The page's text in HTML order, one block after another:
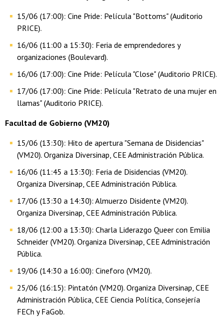
15/06 (17:00): Cine Pride: Película "Bottoms" (Auditorio
PRICE).
16/06 (11:00 a 15:30): Feria de emprendedores y
organizaciones (Boulevard).
16/06 (17:00): Cine Pride: Película "Close" (Auditorio PRICE).
17/06 (17:00): Cine Pride: Película "Retrato de una mujer en
llamas" (Auditorio PRICE).
Facultad de Gobierno (VM20)
15/06 (13:30): Hito de apertura "Semana de Disidencias"
(VM20). Organiza Diversinap, CEE Administración Pública.
16/06 (11:45 a 13:30): Feria de Disidencias (VM20).
Organiza Diversinap, CEE Administración Pública.
17/06 (13:30 a 14:30): Almuerzo Disidente (VM20).
Organiza Diversinap, CEE Administración Pública.
18/06 (12:00 a 13:30): Charla Liderazgo Queer con Emilia
Schneider (VM20). Organiza Diversinap, CEE Administración
Pública.
19/06 (14:30 a 16:00): Cineforo (VM20).
25/06 (16:15): Pintatón (VM20). Organiza Diversinap, CEE
Administración Pública, CEE Ciencia Política, Consejería
FECh y FaGob.